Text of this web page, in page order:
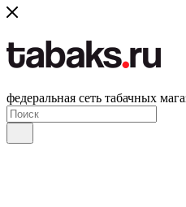
федеральная сеть табачных